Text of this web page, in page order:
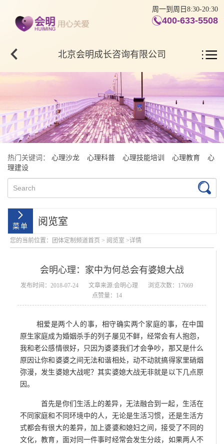
周一到周日8:30-20:30
400-633-5508
北京会明成长咨询有限公司
热门关键词： 心理沙龙 心理科普 心理技能培训 心理教育
心
理建设
阅览室
您的当前位置： 团体定制频道首页 > 阅览室 >详情
会明心理：家中为何总会有婆媳大战
发布时间：2018-07-24 文章来源:会明心理
浏览次数：17669
点赞量：14
相爱是两个人的事，相守确实两个家庭的事，在中国
原生家庭成为婚姻杀手的列子屡见不鲜，经常会有人抱怨，
我和老公感情很好，只因为婆婆我们才会争吵，那又是什么
原因让你和婆婆之间无法和谐相处，动不动就搞得家里硝烟
弥漫，发生婆媳大战呢？其实婆媳大战无非就是以下几点原
因。
首先是你们生活上的差异，无法融合到一起，生活在
不同家庭和不同环境中的人，无论是生活习惯，还是生活方
式都会有很大的差异，加上婆婆和媳妇之间，接受了不同的
文化，教育，面对同一件事时经常会发生分歧，如果两人不
明大事记 会明优势